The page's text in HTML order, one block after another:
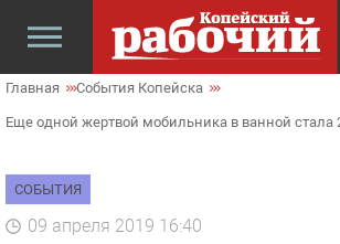
Главная События Копейска
Еще одной жертвой мобильника в ванной стала
СОБЫТИЯ
09 апреля 2019 16:40